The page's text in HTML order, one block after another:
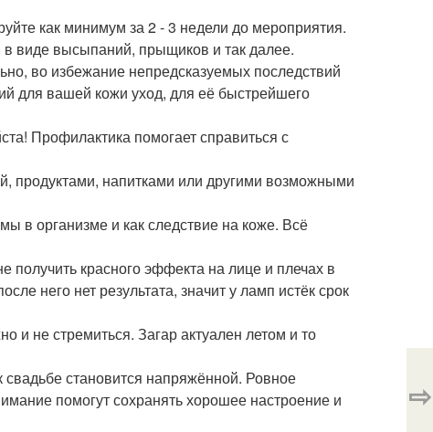
как минимум за 2 - 3 недели до мероприятия.
в виде высыпаний, прыщиков и так далее.
во избежание непредсказуемых последствий
для вашей кожи уход, для её быстрейшего
Профилактика помогает справиться с
продуктами, напитками или другими возможными
в организме и как следствие на коже. Всё
красного эффекта на лице и плечах в
него нет результата, значит у ламп истёк срок
и не стремиться. Загар актуален летом и то
становится напряжённой. Ровное
помогут сохранять хорошее настроение и
⇨